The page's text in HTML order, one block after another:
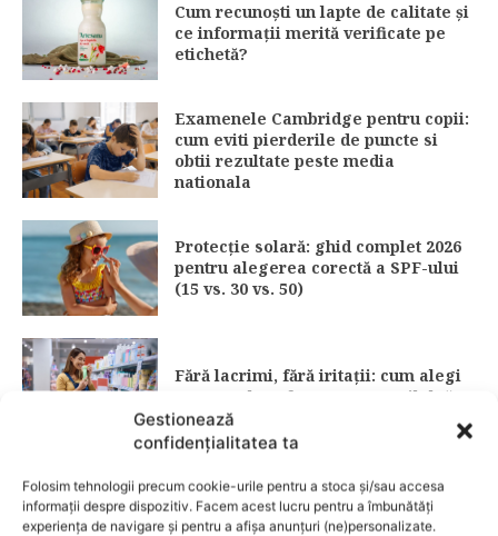
Gestionează
confidențialitatea ta
Folosim tehnologii precum cookie-urile pentru a stoca și/sau accesa
informații despre dispozitiv. Facem acest lucru pentru a îmbunătăți
experiența de navigare și pentru a afișa anunțuri (ne)personalizate.
Cum recunoști un lapte de calitate și
ce informații merită verificate pe
etichetă?
Examenele Cambridge pentru copii:
cum eviti pierderile de puncte si
obtii rezultate peste media
nationala
Protecție solară: ghid complet 2026
pentru alegerea corectă a SPF-ului
(15 vs. 30 vs. 50)
Fără lacrimi, fără iritații: cum alegi
șamponul perfect pentru copilul tău
CATEGORII POPULARE
EVENIMENTE
741
LIFESTYLE